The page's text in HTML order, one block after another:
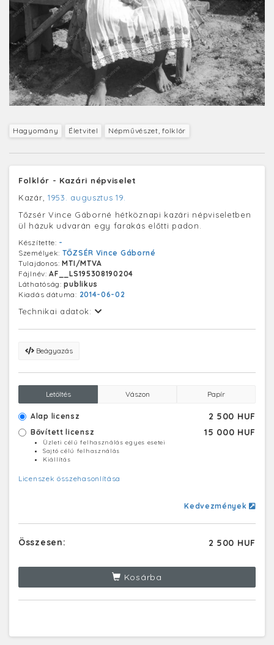
Hagyomány Életvitel Népművészet, folklór
Folklór - Kazári népviselet
Kazár, 1953. augusztus 19.
Tőzsér Vince Gáborné hétköznapi kazári népviseletben
ül házuk udvarán egy farakás előtti padon.
Készítette: -
Személyek: TŐZSÉR Vince Gáborné
Tulajdonos:MTI/MTVA
Fájlnév:AF__LS195308190204
Láthatóság:publikus
Kiadás dátuma: 2014-06-02
Technikai adatok:
Beágyazás
Letöltés Vászon Papír
Alap licensz 2 500 HUF
Bővített licensz 15 000 HUF
Üzleti célú felhasználás egyes esetei
Sajtó célú felhasználás
Kiállítás
Licenszek összehasonlítása
Kedvezmények
Összesen: 2 500 HUF
Kosárba